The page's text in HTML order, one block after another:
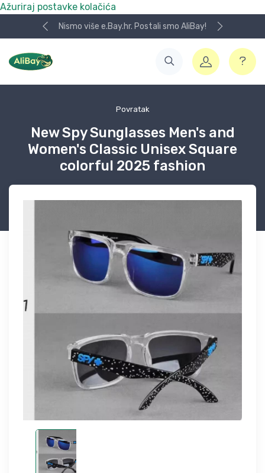
Ažuriraj postavke kolačića
Nismo više e.Bay.hr. Postali smo AliBay!
Povratak
New Spy Sunglasses Men's and
Women's Classic Unisex Square
colorful 2025 fashion